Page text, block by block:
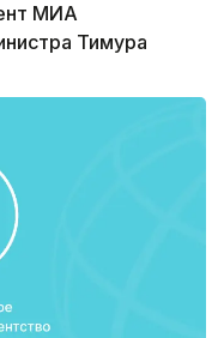
МИА
Тимура